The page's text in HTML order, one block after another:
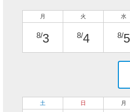
月
8/3
火
8/4
水
8/5
土 日 月